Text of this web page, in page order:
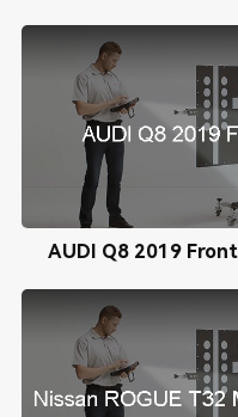
AUDI Q8 2019